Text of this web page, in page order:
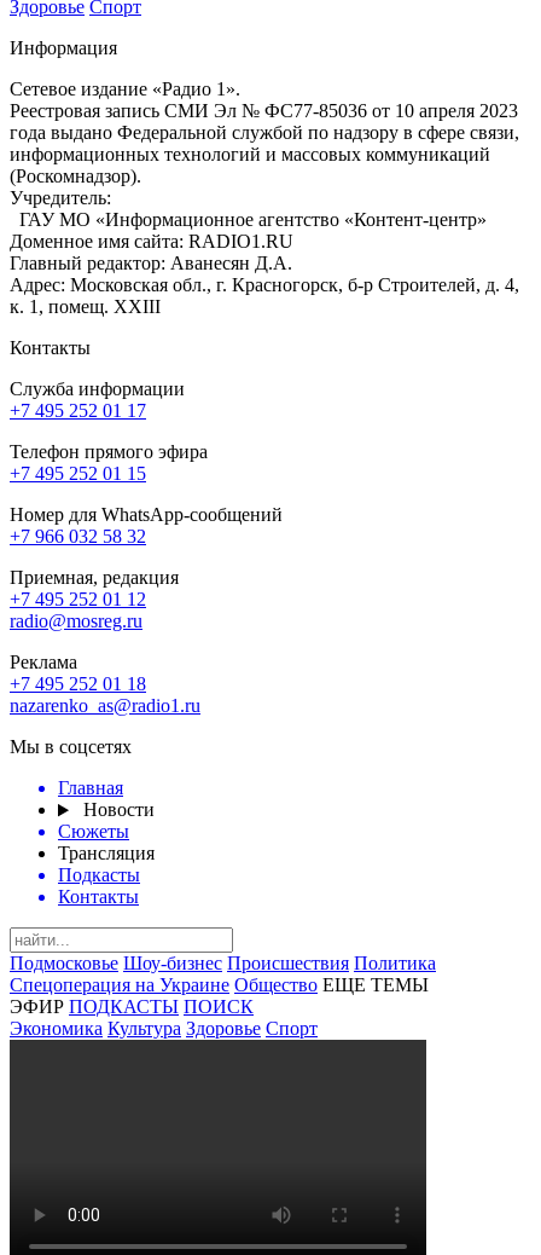
Здоровье Спорт
Информация
Сетевое издание «Радио 1».
Реестровая запись СМИ Эл № ФС77-85036 от 10 апреля 2023
года выдано Федеральной службой по надзору в сфере связи,
информационных технологий и массовых коммуникаций
(Роскомнадзор).
Учредитель:
ГАУ МО «Информационное агентство «Контент-центр»
Доменное имя сайта: RADIO1.RU
Главный редактор: Аванесян Д.А.
Адрес: Московская обл., г. Красногорск, б-р Строителей, д. 4,
к. 1, помещ. XXIII
Контакты
Служба информации
+7 495 252 01 17
Телефон прямого эфира
+7 495 252 01 15
Номер для WhatsApp-сообщений
+7 966 032 58 32
Приемная, редакция
+7 495 252 01 12
radio@mosreg.ru
Реклама
+7 495 252 01 18
nazarenko_as@radio1.ru
Мы в соцсетях
Главная
Новости
Сюжеты
Трансляция
Подкасты
Контакты
Подмосковье Шоу-бизнес Происшествия Политика
Спецоперация на Украине Общество ЕЩЕ ТЕМЫ
ЭФИР ПОДКАСТЫ ПОИСК
Экономика Культура Здоровье Спорт